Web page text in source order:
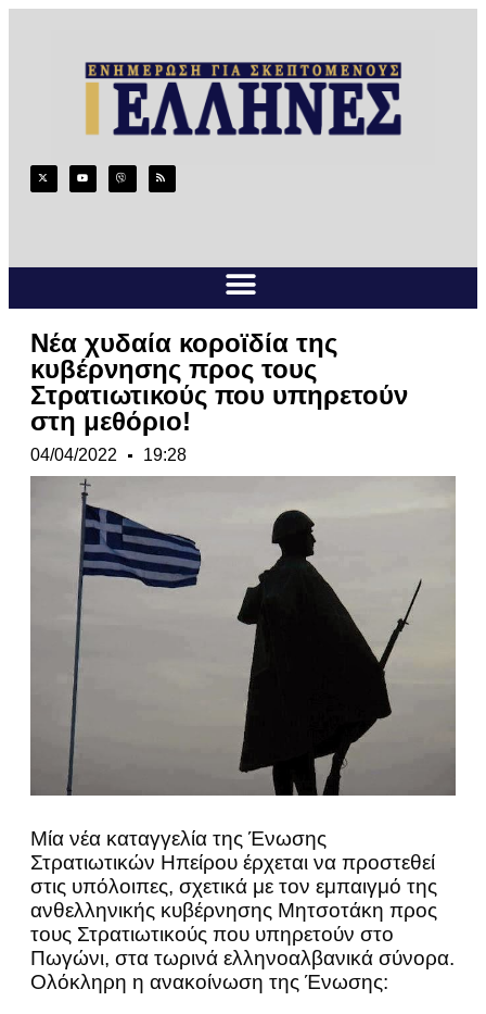
Νέα χυδαία κοροϊδία της
κυβέρνησης προς τους
Στρατιωτικούς που υπηρετούν
στη μεθόριο!
04/04/2022 19:28
Μία νέα καταγγελία της Ένωσης
Στρατιωτικών Ηπείρου έρχεται να προστεθεί
στις υπόλοιπες, σχετικά με τον εμπαιγμό της
ανθελληνικής κυβέρνησης Μητσοτάκη προς
τους Στρατιωτικούς που υπηρετούν στο
Πωγώνι, στα τωρινά ελληνοαλβανικά σύνορα.
Ολόκληρη η ανακοίνωση της Ένωσης: